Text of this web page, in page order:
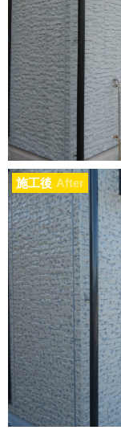
施工後 After